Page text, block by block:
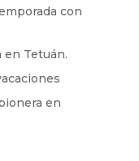
con
en Tetuán.
en